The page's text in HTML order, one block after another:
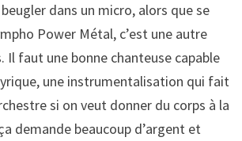
dans un micro, alors que se
Power Métal, c’est une autre
Il faut une bonne chanteuse capable
une instrumentalisation qui fait
si on veut donner du corps à la
demande beaucoup d’argent et